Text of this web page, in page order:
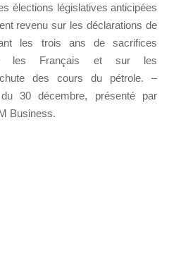
élections législatives anticipées
revenu sur les déclarations de
les trois ans de sacrifices
les Français et sur les
des cours du pétrole. –
30 décembre, présenté par
Business.